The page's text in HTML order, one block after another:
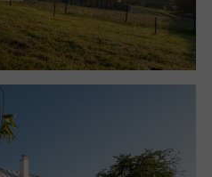
pocit bezpečí, skrytosti
do denní části je o to
umocněný právě
heslem: „Nemůžeš mít
je podstatné, a udělej to